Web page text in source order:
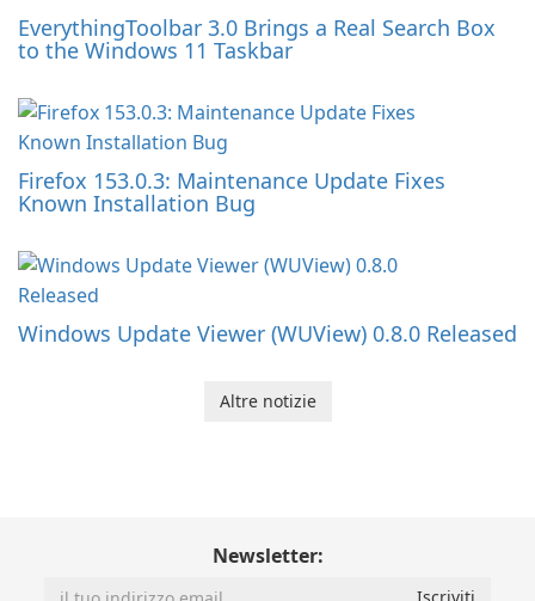
EverythingToolbar 3.0 Brings a Real Search Box
to the Windows 11 Taskbar
Firefox 153.0.3: Maintenance Update Fixes
Known Installation Bug
Windows Update Viewer (WUView) 0.8.0 Released
Altre notizie
Newsletter: